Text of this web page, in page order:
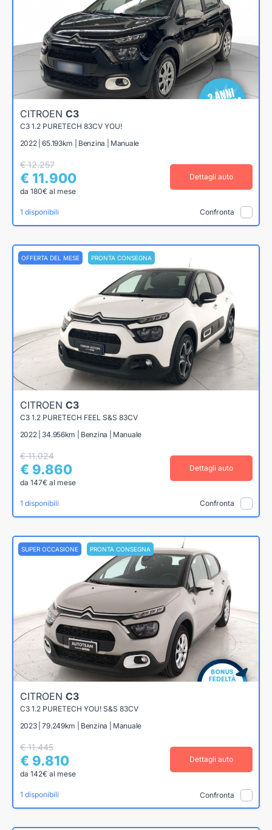
CITROEN C3
C3 1.2 PURETECH 83CV YOU!
2022 | 65.193km | Benzina | Manuale
€ 12.257
€ 11.900
da 180€ al mese
Dettagli auto
1 disponibili Confronta
OFFERTA DEL MESE PRONTA CONSEGNA
CITROEN C3
C3 1.2 PURETECH FEEL S&S 83CV
2022 | 34.956km | Benzina | Manuale
€ 11.024
€ 9.860
da 147€ al mese
Dettagli auto
1 disponibili Confronta
SUPER OCCASIONE PRONTA CONSEGNA
CITROEN C3
C3 1.2 PURETECH YOU! S&S 83CV
2023 | 79.249km | Benzina | Manuale
€ 11.445
€ 9.810
da 142€ al mese
Dettagli auto
1 disponibili Confronta